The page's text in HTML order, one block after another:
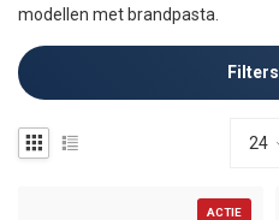
modellen met brandpasta.
Filters
ACTIE